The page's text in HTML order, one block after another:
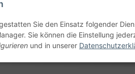
Mindermengenzuschlag
Sie den Einsatz folgender
Sie können die Einstellung
und in unserer